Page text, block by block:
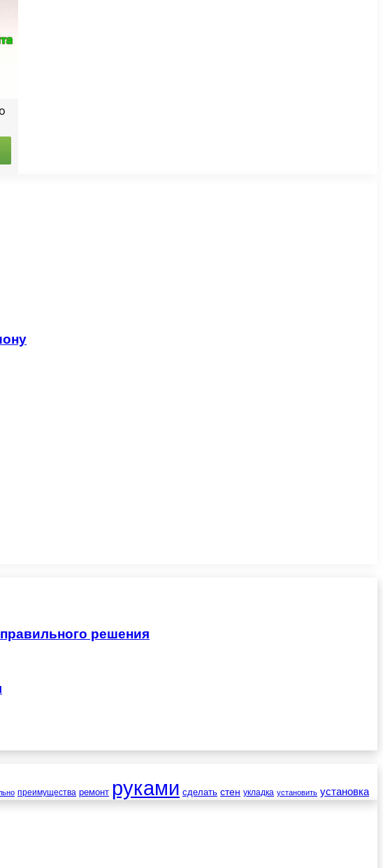
решения
преимущества ремонт руками сделать стен укладка установить установка